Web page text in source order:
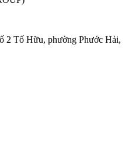
2 Tố Hữu, phường Phước Hải,